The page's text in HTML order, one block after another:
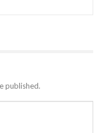
published.